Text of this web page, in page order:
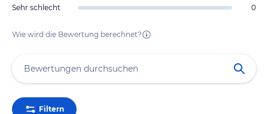
Sehr schlecht
0
Wie wird die Bewertung berechnet?
Filtern